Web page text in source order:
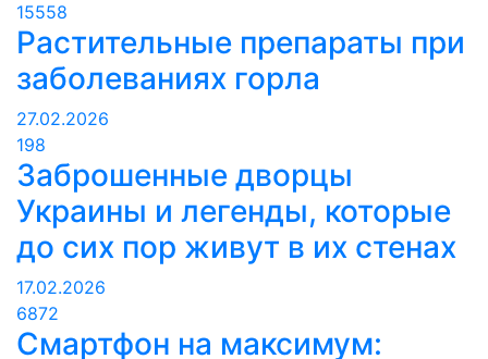
15558
Растительные препараты при
заболеваниях горла
27.02.2026
198
Заброшенные дворцы
Украины и легенды, которые
до сих пор живут в их стенах
17.02.2026
6872
Смартфон на максимум: